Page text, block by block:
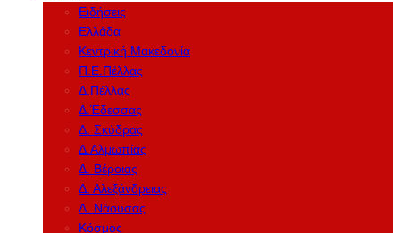
Ειδήσεις
Ελλάδα
Κεντρική Μακεδονία
Π.Ε.Πέλλας
Δ.Πέλλας
Δ.Έδεσσας
Δ. Σκύδρας
Δ.Αλμωπίας
Δ. Βέροιας
Δ. Αλεξάνδρειας
Δ. Νάουσας
Κόσμος